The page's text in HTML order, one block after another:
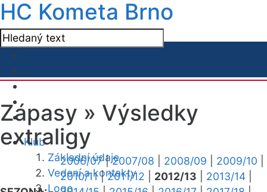
HC Kometa Brno
Klub
Základní údaje
Vedení a kontakty
Logo
Zápasy » Výsledky
extraligy
2006/07|2007/08 2008/09 2009/10
2010/11|2011/12 2012/13 2013/14